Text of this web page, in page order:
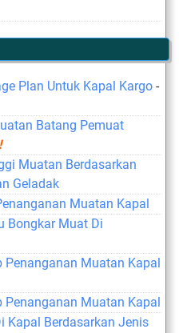
Plan Untuk Kapal Kargo -
Batang Pemuat
Muatan Berdasarkan
Geladak
Muatan Kapal
Bongkar Muat Di
Muatan Kapal
Muatan Kapal
Kapal Berdasarkan Jenis